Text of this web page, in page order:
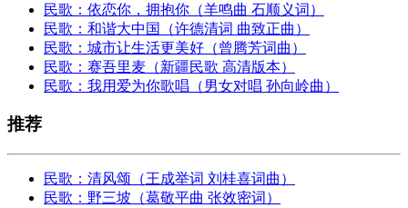
民歌：依恋你，拥抱你（羊鸣曲 石顺义词）
民歌：和谐大中国（许德清词 曲致正曲）
民歌：城市让生活更美好（曾腾芳词曲）
民歌：赛吾里麦（新疆民歌 高清版本）
民歌：我用爱为你歌唱（男女对唱 孙向岭曲）
推荐
民歌：清风颂（王成举词 刘桂喜词曲）
民歌：野三坡（葛敬平曲 张效密词）